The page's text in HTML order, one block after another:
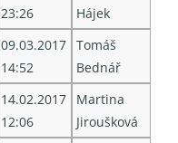
23:26
Hájek
09.03.2017
14:52
Tomáš
Bednář
14.02.2017
12:06
Martina
Jiroušková